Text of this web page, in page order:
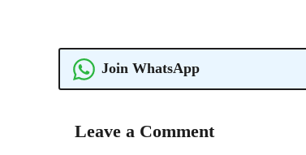
Join WhatsApp
Leave a Comment